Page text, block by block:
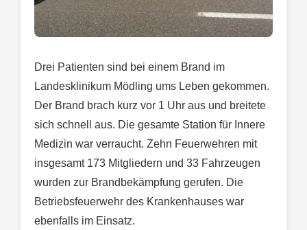
Drei Patienten sind bei einem Brand im
Landesklinikum Mödling ums Leben gekommen.
Der Brand brach kurz vor 1 Uhr aus und breitete
sich schnell aus. Die gesamte Station für Innere
Medizin war verraucht. Zehn Feuerwehren mit
insgesamt 173 Mitgliedern und 33 Fahrzeugen
wurden zur Brandbekämpfung gerufen. Die
Betriebsfeuerwehr des Krankenhauses war
ebenfalls im Einsatz.